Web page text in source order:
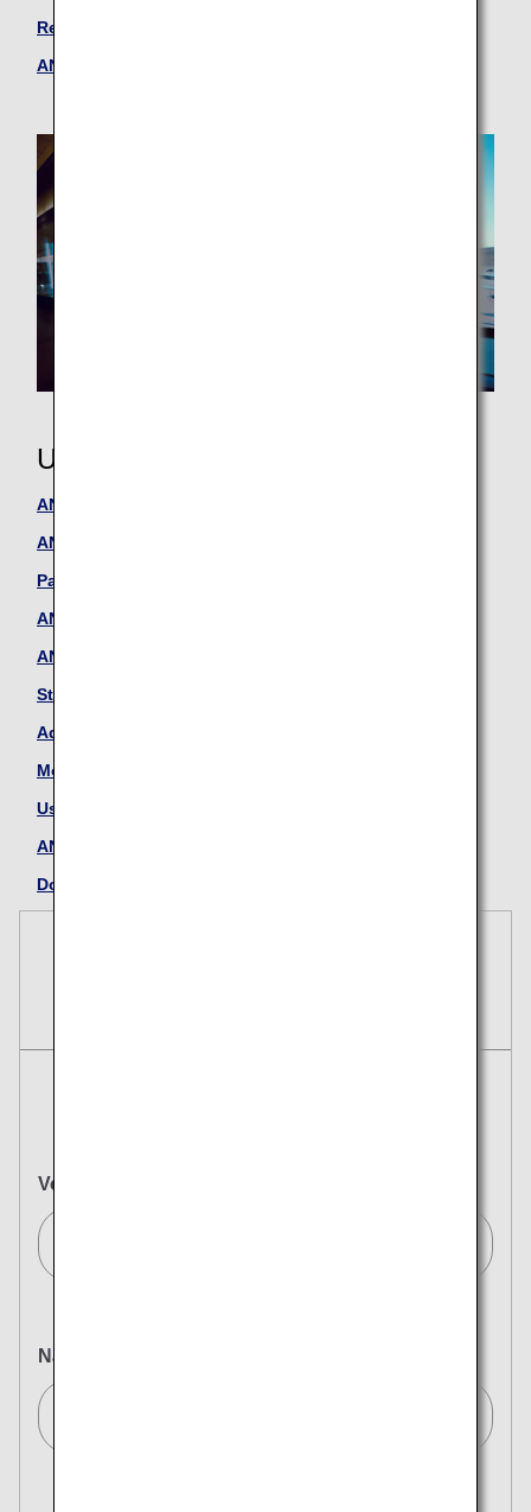
Redeem Partner Points
ANA WORLD HOTEL / ANA WORLD CAR RENTAL
Using Miles
ANA Japan Domestic Flight Awards
ANA International Flight Awards
Partner Flight Awards
ANA Japan Domestic Upgrade Awards
ANA International Upgrade Awards
Star Alliance Upgrade Awards
Additional Baggage Allowance
More Ways to Use Miles
Using and Sharing Awards
ANA WORLD HOTEL / ANA WORLD CAR RENTAL
Donation
Von
Nach